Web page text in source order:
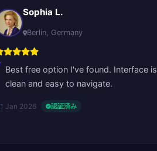
Sophia L.
Berlin, Germany
Best free option I've found. Interface is
clean and easy to navigate.
1 Jan 2026 認証済み